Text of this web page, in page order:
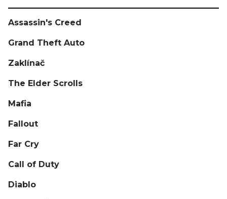
Assassin's Creed
Grand Theft Auto
Zaklínač
The Elder Scrolls
Mafia
Fallout
Far Cry
Call of Duty
Diablo